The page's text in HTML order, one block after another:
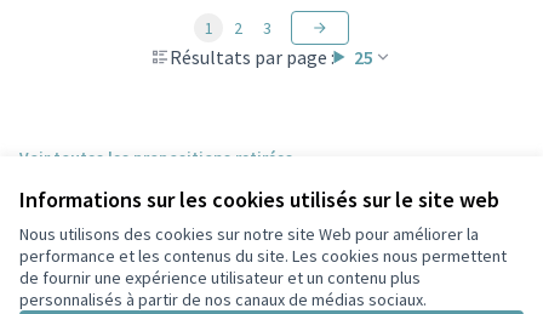
Informations sur les cookies utilisés sur le site web
Nous utilisons des cookies sur notre site Web pour améliorer la
performance et les contenus du site. Les cookies nous permettent
de fournir une expérience utilisateur et un contenu plus
personnalisés à partir de nos canaux de médias sociaux.
Résultats par page : 25
1 2 3
Voir toutes les propositions retirées
Conditions d'utilisation
Paramètres des cookies
Participez Villeurbanne sur X
Participez Villeurbanne sur Facebook
Participez Villeurbanne sur Instagram
Participez Villeurbanne sur YouTube